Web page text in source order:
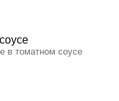
в томатном соусе